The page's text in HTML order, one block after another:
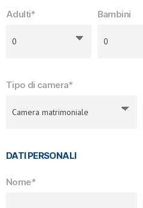
Adulti* Bambini
Tipo di camera*
DATI PERSONALI
Nome*